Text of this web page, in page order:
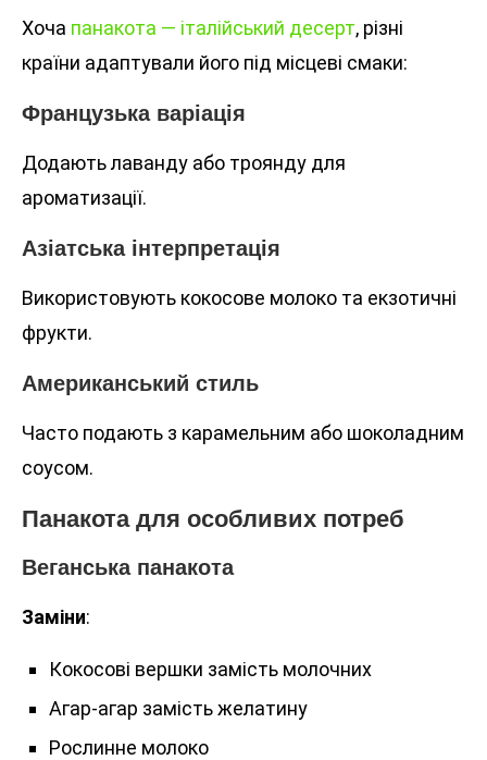
Хоча панакота — італійський десерт, різні
країни адаптували його під місцеві смаки:
Французька варіація
Додають лаванду або троянду для
ароматизації.
Азіатська інтерпретація
Використовують кокосове молоко та екзотичні
фрукти.
Американський стиль
Часто подають з карамельним або шоколадним
соусом.
Панакота для особливих потреб
Веганська панакота
Заміни:
Кокосові вершки замість молочних
Агар-агар замість желатину
Рослинне молоко